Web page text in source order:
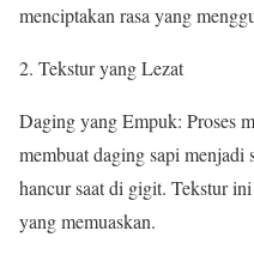
menciptakan rasa yang
2. Tekstur yang Lezat
Daging yang Empuk: Proses
membuat daging sapi menjadi
hancur saat di gigit. Tekstur
yang memuaskan.